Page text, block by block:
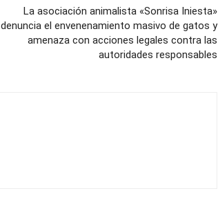
La asociación animalista «Sonrisa Iniesta»
denuncia el envenenamiento masivo de gatos y
amenaza con acciones legales contra las
autoridades responsables